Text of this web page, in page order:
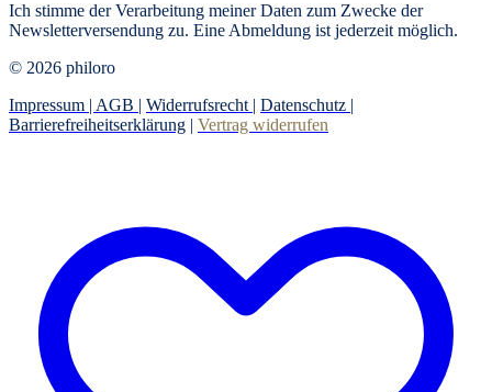
Ich stimme der Verarbeitung meiner Daten zum Zwecke der
Newsletterversendung zu. Eine Abmeldung ist jederzeit möglich.
© 2026 philoro
Impressum | AGB | Widerrufsrecht | Datenschutz |
Barrierefreiheitserklärung | Vertrag widerrufen